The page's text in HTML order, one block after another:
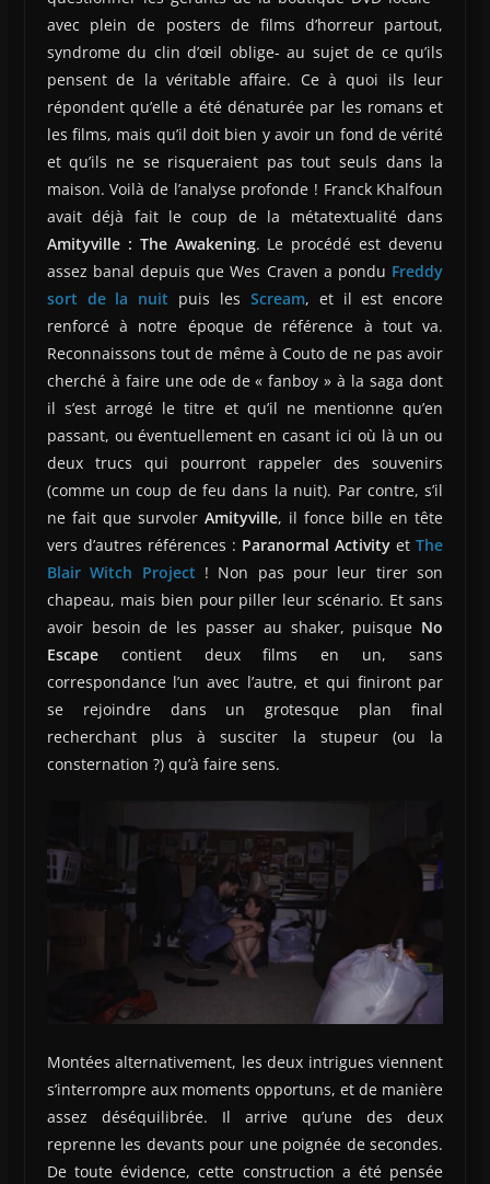
avec plein de posters de films d’horreur partout,
syndrome du clin d’œil oblige- au sujet de ce qu’ils
pensent de la véritable affaire. Ce à quoi ils leur
répondent qu’elle a été dénaturée par les romans et
les films, mais qu’il doit bien y avoir un fond de vérité
et qu’ils ne se risqueraient pas tout seuls dans la
maison. Voilà de l’analyse profonde ! Franck Khalfoun
avait déjà fait le coup de la métatextualité dans
Amityville : The Awakening. Le procédé est devenu
assez banal depuis que Wes Craven a pondu Freddy
sort de la nuit puis les Scream, et il est encore
renforcé à notre époque de référence à tout va.
Reconnaissons tout de même à Couto de ne pas avoir
cherché à faire une ode de « fanboy » à la saga dont
il s’est arrogé le titre et qu’il ne mentionne qu’en
passant, ou éventuellement en casant ici où là un ou
deux trucs qui pourront rappeler des souvenirs
(comme un coup de feu dans la nuit). Par contre, s’il
ne fait que survoler Amityville, il fonce bille en tête
vers d’autres références : Paranormal Activity etThe
Blair Witch Project ! Non pas pour leur tirer son
chapeau, mais bien pour piller leur scénario. Et sans
avoir besoin de les passer au shaker, puisque No
Escapecontient deux films en un, sans
correspondance l’un avec l’autre, et qui finiront par
se rejoindre dans un grotesque plan final
recherchant plus à susciter la stupeur (ou la
consternation ?) qu’à faire sens.
Montées alternativement, les deux intrigues viennent
s’interrompre aux moments opportuns, et de manière
assez déséquilibrée. Il arrive qu’une des deux
reprenne les devants pour une poignée de secondes.
De toute évidence, cette construction a été pensée